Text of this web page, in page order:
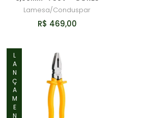
Lamesa/Conduspar
R$ 469,00
LANÇAMENTO